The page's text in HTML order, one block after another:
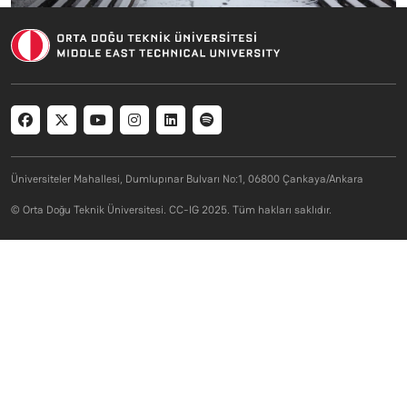
Social menu
Üniversiteler Mahallesi, Dumlupınar Bulvarı No:1, 06800 Çankaya/Ankara
© Orta Doğu Teknik Üniversitesi. CC-IG 2025. Tüm hakları saklıdır.